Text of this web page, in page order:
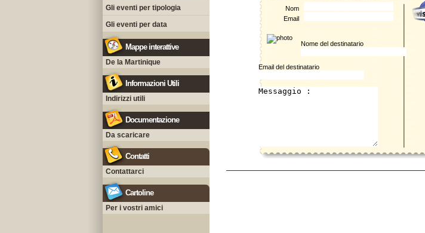
Gli eventi per tipologia
Gli eventi per data
Mappe interattive
De la Martinique
Informazioni Utili
Indirizzi utili
Documentazione
Da scaricare
Contatti
Contattarci
Cartoline
Per i vostri amici
Nom
Email
Nome del destinatario
Email del destinatario